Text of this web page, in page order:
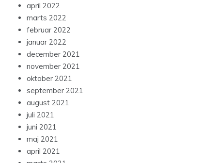
april 2022
marts 2022
februar 2022
januar 2022
december 2021
november 2021
oktober 2021
september 2021
august 2021
juli 2021
juni 2021
maj 2021
april 2021